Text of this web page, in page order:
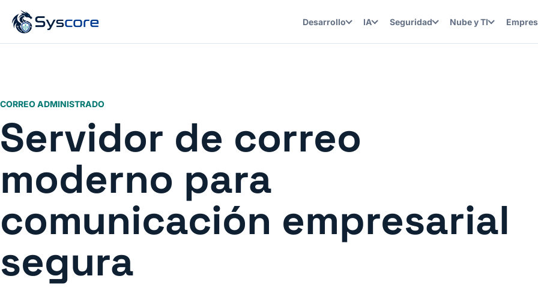
Desarrollo IA Seguridad Nube y TI
CORREO ADMINISTRADO
Servidor de correo
moderno para
comunicación empresarial
segura